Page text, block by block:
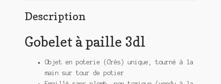
Description
Gobelet à paille 3dl
Objet en poterie (Grès) unique, tourné à la
main sur tour de potier